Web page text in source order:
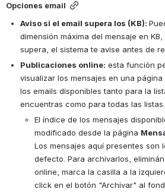
Opciones email
Aviso si el email supera los (KB):
dimensión máxima del mensaje en
supera, el sistema te avise antes de
Publicaciones online: esta función
visualizar los mensajes en una
los emails disponibles tanto para la
encuentras como para todas las listas.
El índice de los mensajes
modificado desde la página
Los mensajes aquí presentes son
defecto. Para archivarlos,
online, marca la casilla a la
click en el botón "Archivar" al